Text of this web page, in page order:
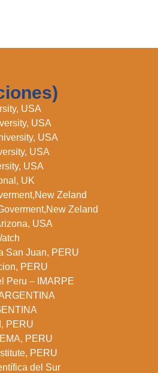
USA
USA
USA
USA
USA
UK
Zeland
Zeland
USA
San Juan, PERU
PERU
Peru – IMARPE
PERU
PERU
PERU
del Sur